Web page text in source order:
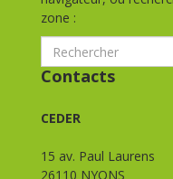
zone :
Contacts
CEDER
15 av. Paul Laurens
26110 NYONS